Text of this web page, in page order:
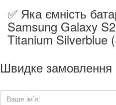
✅ Яка ємність
Samsung Galaxy
Titanium Silverblue
Швидке замовлення